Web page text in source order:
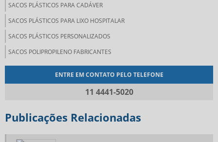
SACOS PLÁSTICOS PARA CADÁVER
SACOS PLÁSTICOS PARA LIXO HOSPITALAR
SACOS PLÁSTICOS PERSONALIZADOS
SACOS POLIPROPILENO FABRICANTES
ENTRE EM CONTATO PELO TELEFONE
11 4441-5020
Publicações Relacionadas